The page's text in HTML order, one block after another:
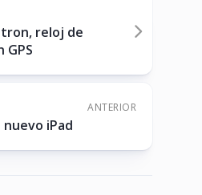
(US)
reloj de
GPS
ANTERIOR
iPad